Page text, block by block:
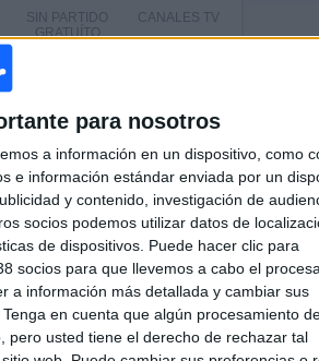
para nosotros
a información en un dispositivo, como
e información estándar enviada por un
y contenido, investigación de
socios podemos utilizar datos de
de dispositivos. Puede hacer clic para
socios para que llevemos a cabo el
a información más detallada y cambiar sus
Tenga en cuenta que algún procesamiento
pero usted tiene el derecho de rechazar tal
CANALES TV
SIN PARTIDO
GRATUÍTO
2
CANALES
16
Total equipos
en abierto
20 (83,33%)